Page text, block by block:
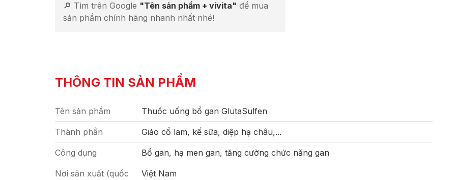
🔎 Tìm trên Google "Tên sản phẩm + vivita" để mua
sản phẩm chính hãng nhanh nhất nhé!
THÔNG TIN SẢN PHẨM
Tên sản phẩm Thuốc uống bổ gan GlutaSulfen
Thành phần Giảo cổ lam, kế sữa, diệp hạ châu,...
Công dụng Bổ gan, hạ men gan, tăng cường chức năng gan
Nơi sản xuất (quốc
Việt Nam